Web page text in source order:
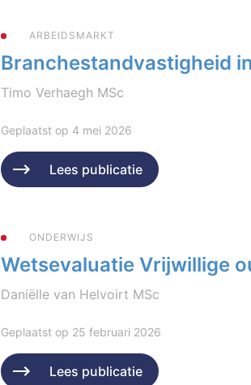
ARBEIDSMARKT
Branchestandvastigheid
Timo Verhaegh MSc
Geplaatst op 4 mei 2026
Lees publicatie
ONDERWIJS
Wetsevaluatie Vrijwillige
Daniëlle van Helvoirt MSc
Geplaatst op 25 februari 2026
Lees publicatie